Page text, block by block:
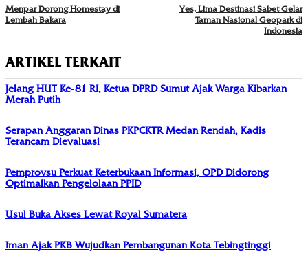
Menpar Dorong Homestay di
Lembah Bakara
Yes, Lima Destinasi Sabet Gelar
Taman Nasional Geopark di
Indonesia
ARTIKEL TERKAIT
Jelang HUT Ke-81 RI, Ketua DPRD Sumut Ajak Warga Kibarkan
Merah Putih
Serapan Anggaran Dinas PKPCKTR Medan Rendah, Kadis
Terancam Dievaluasi
Pemprovsu Perkuat Keterbukaan Informasi, OPD Didorong
Optimalkan Pengelolaan PPID
Usul Buka Akses Lewat Royal Sumatera
Iman Ajak PKB Wujudkan Pembangunan Kota Tebingtinggi